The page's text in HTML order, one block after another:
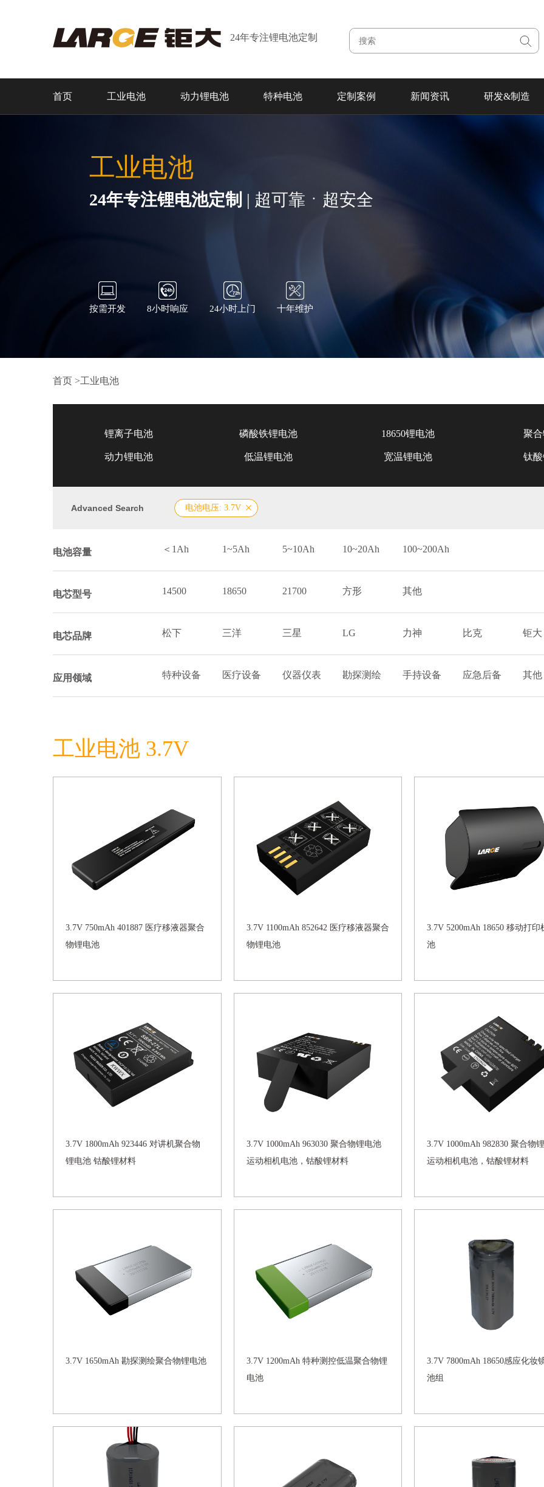
24年专注锂电池定制
首页 工业电池 动力锂电池 特种电池 定制案例 新闻资讯 研发&制造
工业电池
24年专注锂电池定制 | 超可靠ㆍ超安全
按需开发 8小时响应 24小时上门 十年维护
首页 >工业电池
锂离子电池 磷酸铁锂电池 18650锂电池 聚
动力锂电池 低温锂电池 宽温锂电池 钛
Advanced Search 电池电压: 3.7V
电池容量 ＜1Ah 1~5Ah 5~10Ah 10~20Ah 100~200Ah
电芯型号 14500 18650 21700 方形 其他
电芯品牌 松下 三洋 三星 LG 力神 比克 钜大
应用领域 特种设备 医疗设备 仪器仪表 勘探测绘 手持设备 应急后备 其他
工业电池 3.7V
3.7V 750mAh 401887 医疗移液器聚合
物锂电池
3.7V 1100mAh 852642 医疗移液器聚合
物锂电池
3.7V 5200mAh 18650 移动打印
池
3.7V 1800mAh 923446 对讲机聚合物
锂电池 钴酸锂材料
3.7V 1000mAh 963030 聚合物锂电池
运动相机电池，钴酸锂材料
3.7V 1000mAh 982830 聚合物
运动相机电池，钴酸锂材料
3.7V 1650mAh 勘探测绘聚合物锂电池
3.7V 1200mAh 特种测控低温聚合物锂
电池
3.7V 7800mAh 18650感应化妆
池组